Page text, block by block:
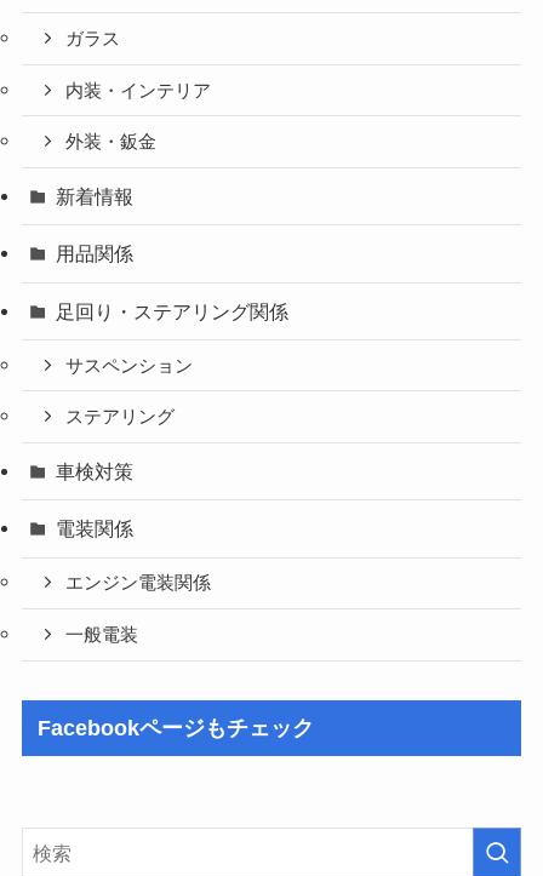
ガラス
内装・インテリア
外装・鈑金
新着情報
用品関係
足回り・ステアリング関係
サスペンション
ステアリング
車検対策
電装関係
エンジン電装関係
一般電装
Facebookページもチェック